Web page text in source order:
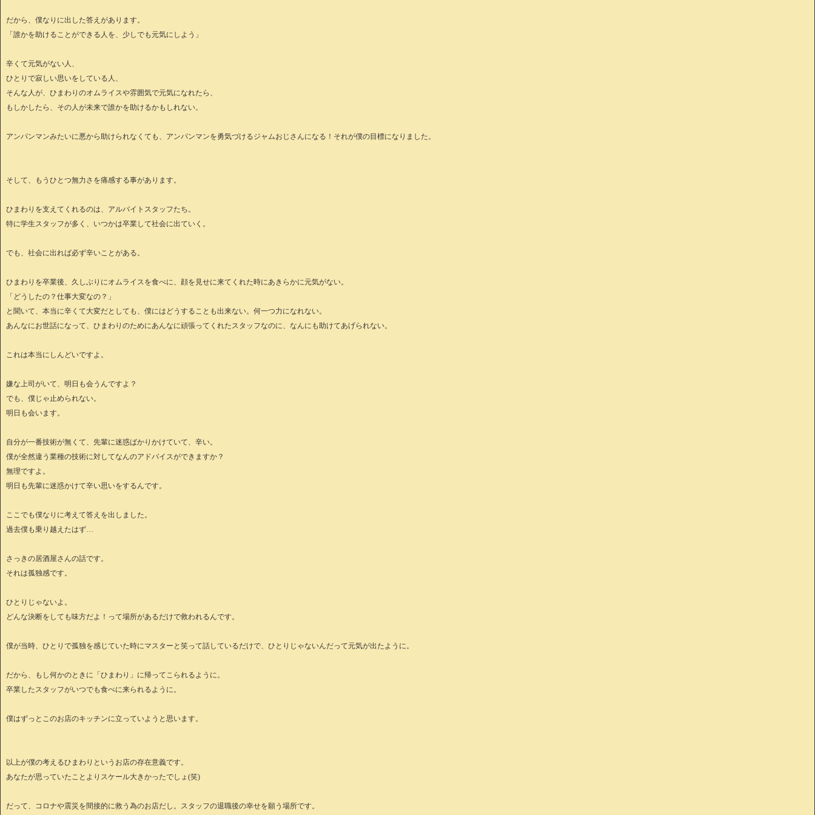
だから、僕なりに出した答えがあります。
「誰かを助けることができる人を、少しでも元気にしよう」
辛くて元気がない人、
ひとりで寂しい思いをしている人、
そんな人が、ひまわりのオムライスや雰囲気で元気になれたら、
もしかしたら、その人が未来で誰かを助けるかもしれない。
アンパンマンみたいに悪から助けられなくても、アンパンマンを勇気づけるジャムおじさんになる！それが僕の目標になりました。
そして、もうひとつ無力さを痛感する事があります。
ひまわりを支えてくれるのは、アルバイトスタッフたち。
特に学生スタッフが多く、いつかは卒業して社会に出ていく。
でも、社会に出れば必ず辛いことがある。
ひまわりを卒業後、久しぶりにオムライスを食べに、顔を見せに来てくれた時にあきらかに元気がない。
「どうしたの？仕事大変なの？」
と聞いて、本当に辛くて大変だとしても、僕にはどうすることも出来ない。何一つ力になれない。
あんなにお世話になって、ひまわりのためにあんなに頑張ってくれたスタッフなのに、なんにも助けてあげられない。
これは本当にしんどいですよ。
嫌な上司がいて、明日も会うんですよ？
でも、僕じゃ止められない。
明日も会います。
自分が一番技術が無くて、先輩に迷惑ばかりかけていて、辛い。
僕が全然違う業種の技術に対してなんのアドバイスができますか？
無理ですよ。
明日も先輩に迷惑かけて辛い思いをするんです。
ここでも僕なりに考えて答えを出しました。
過去僕も乗り越えたはず…
さっきの居酒屋さんの話です。
それは孤独感です。
ひとりじゃないよ。
どんな決断をしても味方だよ！って場所があるだけで救われるんです。
僕が当時、ひとりで孤独を感じていた時にマスターと笑って話しているだけで、ひとりじゃないんだって元気が出たように。
だから、もし何かのときに「ひまわり」に帰ってこられるように。
卒業したスタッフがいつでも食べに来られるように。
僕はずっとこのお店のキッチンに立っていようと思います。
以上が僕の考えるひまわりというお店の存在意義です。
あなたが思っていたことよりスケール大きかったでしょ(笑)
だって、コロナや震災を間接的に救う為のお店だし。スタッフの退職後の幸せを願う場所です。